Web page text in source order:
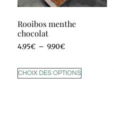
Rooibos menthe
chocolat
4.95€ – 9.90€
CHOIX DES OPTIONS